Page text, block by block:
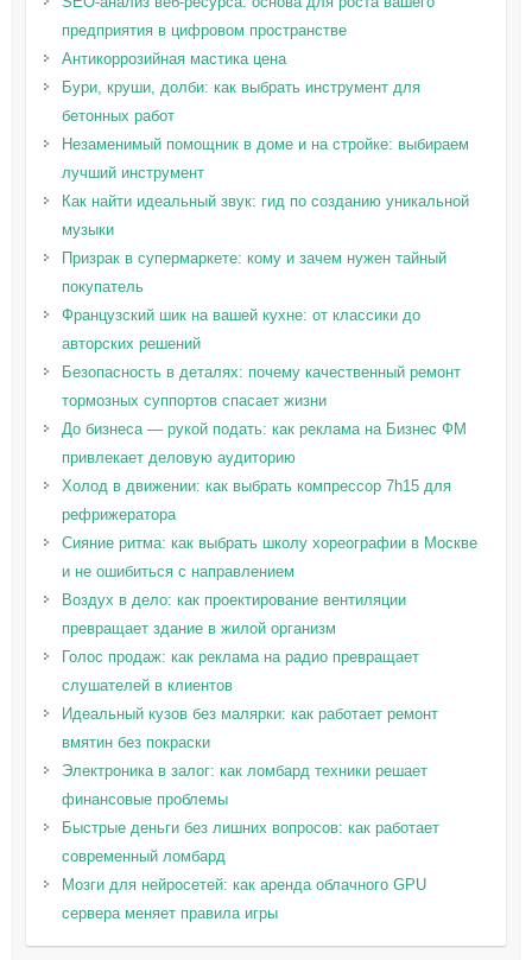
предприятия в цифровом пространстве
Антикоррозийная мастика цена
Бури, круши, долби: как выбрать инструмент для
бетонных работ
Незаменимый помощник в доме и на стройке: выбираем
лучший инструмент
Как найти идеальный звук: гид по созданию уникальной
музыки
Призрак в супермаркете: кому и зачем нужен тайный
покупатель
Французский шик на вашей кухне: от классики до
авторских решений
Безопасность в деталях: почему качественный ремонт
тормозных суппортов спасает жизни
До бизнеса — рукой подать: как реклама на Бизнес ФМ
привлекает деловую аудиторию
Холод в движении: как выбрать компрессор 7h15 для
рефрижератора
Сияние ритма: как выбрать школу хореографии в Москве
и не ошибиться с направлением
Воздух в дело: как проектирование вентиляции
превращает здание в жилой организм
Голос продаж: как реклама на радио превращает
слушателей в клиентов
Идеальный кузов без малярки: как работает ремонт
вмятин без покраски
Электроника в залог: как ломбард техники решает
финансовые проблемы
Быстрые деньги без лишних вопросов: как работает
современный ломбард
Мозги для нейросетей: как аренда облачного GPU
сервера меняет правила игры